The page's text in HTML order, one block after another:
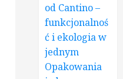
od Cantino –
funkcjonalnoś
ć i ekologia w
jednym
Opakowania